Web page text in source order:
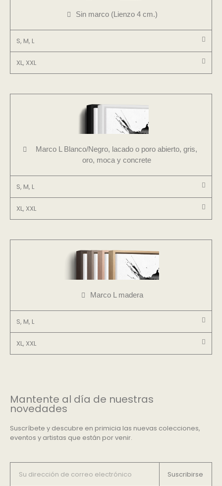
Sin marco (Lienzo 4 cm.)
S, M, L
XL, XXL
Marco L Blanco/Negro, lacado o poro abierto, gris,
oro, moca y concrete
S, M, L
XL, XXL
Marco L madera
S, M, L
XL, XXL
Mantente al día de nuestras
novedades
Suscríbete y descubre en primicia las nuevas colecciones,
eventos y artistas que están por venir.
Suscribirse